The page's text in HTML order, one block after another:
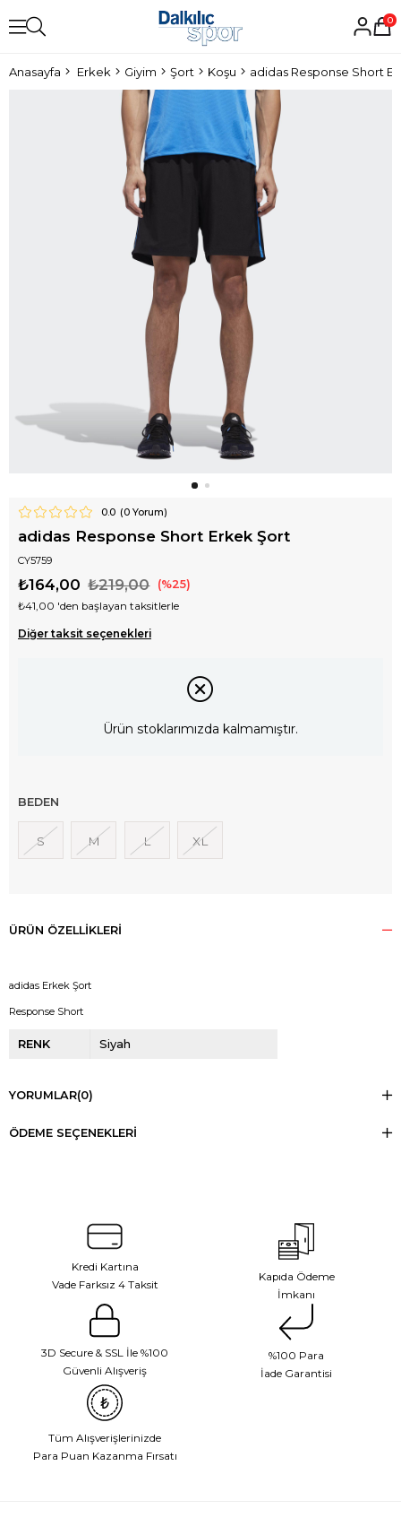
0
Anasayfa Erkek Giyim Şort Koşu adidas Response Short
0.0 (0Yorum)
adidas Response Short Erkek Şort
CY5759
₺219,00
₺164,00 25
₺41,00 'den başlayan taksitlerle
Diğer taksit seçenekleri
Ürün stoklarımızda kalmamıştır.
BEDEN
S M L XL
ÜRÜN ÖZELLIKLERI
adidas Erkek Şort
Response Short
RENK Siyah
YORUMLAR(0)
ÖDEME SEÇENEKLERI
Kredi Kartına
Vade Farksız 4 Taksit
Kapıda Ödeme
İmkanı
3D Secure & SSL İle %100
Güvenli Alışveriş
%100 Para
İade Garantisi
Tüm Alışverişlerinizde
Para Puan Kazanma Fırsatı